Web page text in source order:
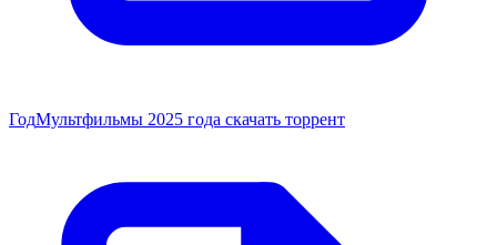
ГодМультфильмы 2025 года скачать торрент